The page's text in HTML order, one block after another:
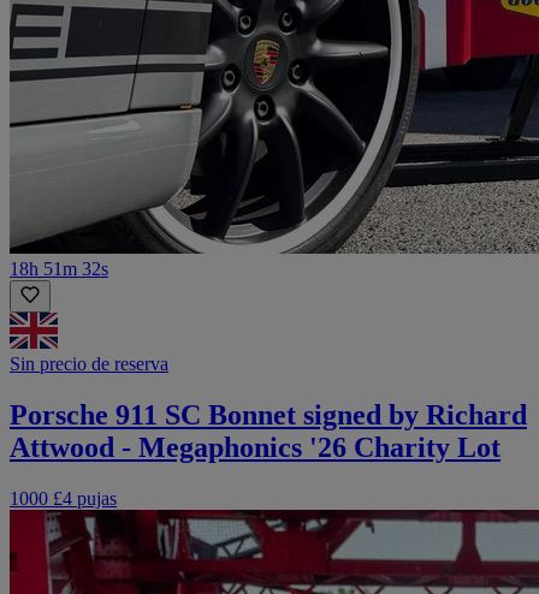
18h 51m 32s
Sin precio de reserva
Porsche 911 SC Bonnet signed by Richard
Attwood - Megaphonics '26 Charity Lot
1000 £4 pujas